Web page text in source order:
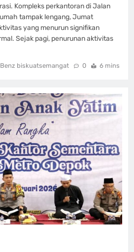
Kompleks perkantoran di Jalan
tampak lengang, Jumat
yang menurun signifikan
Sejak pagi, penurunan aktivitas
Benz biskuatsemangat 0 6 mins